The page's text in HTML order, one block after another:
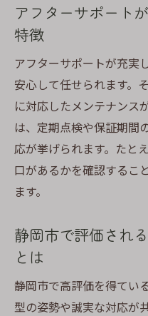
アフターサポート
特徴
アフターサポートが充実
安心して任せられます。
に対応したメンテナンス
は、定期点検や保証期間
応が挙げられます。たと
口があるかを確認するこ
ます。
静岡市で評価され
とは
静岡市で高評価を得てい
型の姿勢や誠実な対応が